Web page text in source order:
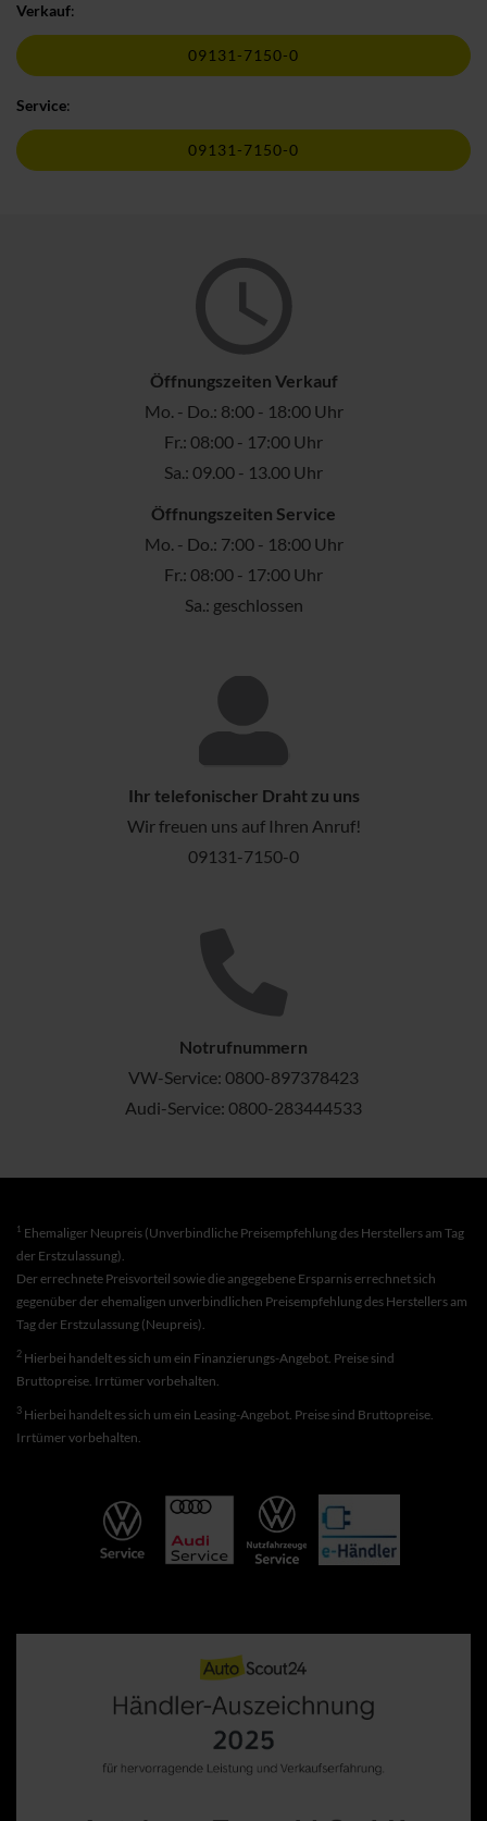
Verkauf:
09131-7150-0
Service:
09131-7150-0
Öffnungszeiten Verkauf
Mo. - Do.: 8:00 - 18:00 Uhr
Fr.: 08:00 - 17:00 Uhr
Sa.: 09.00 - 13.00 Uhr
Öffnungszeiten Service
Mo. - Do.: 7:00 - 18:00 Uhr
Fr.: 08:00 - 17:00 Uhr
Sa.: geschlossen
Ihr telefonischer Draht zu uns
Wir freuen uns auf Ihren Anruf!
09131-7150-0
Notrufnummern
VW-Service: 0800-897378423
Audi-Service: 0800-283444533
1 Ehemaliger Neupreis (Unverbindliche Preisempfehlung des Herstellers am Tag
der Erstzulassung).
Der errechnete Preisvorteil sowie die angegebene Ersparnis errechnet sich
gegenüber der ehemaligen unverbindlichen Preisempfehlung des Herstellers am
Tag der Erstzulassung (Neupreis).
2 Hierbei handelt es sich um ein Finanzierungs-Angebot. Preise sind
Bruttopreise. Irrtümer vorbehalten.
3 Hierbei handelt es sich um ein Leasing-Angebot. Preise sind Bruttopreise.
Irrtümer vorbehalten.